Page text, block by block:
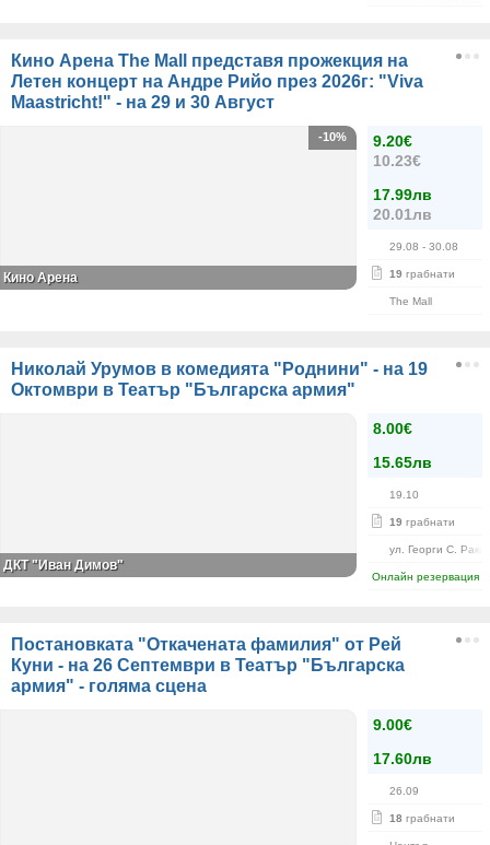
Кино Арена The Mall представя прожекция на
Летен концерт на Андре Рийо през 2026г: "Viva
Maastricht!" - на 29 и 30 Август
9.20€
10.23€
17.99лв
20.01лв
29.08 - 30.08
19 грабнати
The Mall
-10%
Кино Арена
Николай Урумов в комедията "Роднини" - на 19
Октомври в Театър "Българска армия"
8.00€
15.65лв
19.10
19 грабнати
ул. Георги С.
Онлайн резервация
ДКТ "Иван Димов"
Постановката "Откачената фамилия" от Рей
Куни - на 26 Септември в Театър "Българска
армия" - голяма сцена
9.00€
17.60лв
26.09
18 грабнати